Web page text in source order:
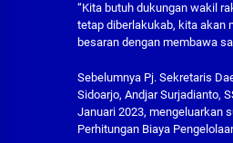
“Kita butuh dukungan wakil
tetap diberlakukab, kita akan
besaran dengan membawa
Sebelumnya Pj. Sekretaris
Sidoarjo, Andjar Surjadianto,
Januari 2023, mengeluarkan
Perhitungan Biaya